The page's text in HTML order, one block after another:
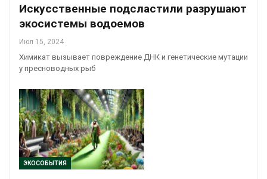
Искусственные подсластили разрушают
экосистемы водоемов
Июл 15, 2024
Химикат вызывает повреждение ДНК и генетические мутации
у пресноводных рыб
ЭКОСОБЫТИЯ